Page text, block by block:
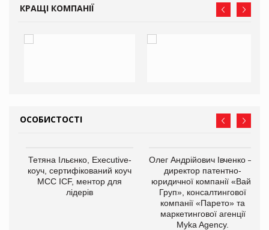
КРАЩІ КОМПАНІЇ
ОСОБИСТОСТІ
Тетяна Ільєнко, Executive-
коуч, сертифікований коуч
МСС ICF, ментор для
лідерів
Олег Андрійович Івченко —
директор патентно-
юридичної компанії «Вайз
Груп», консалтингової
компанії «Парето» та
маркетингової агенції
Myka Agency.